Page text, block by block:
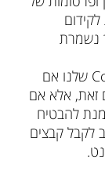
נשמרת
אתה חופשי לסרב לקבל את קובצי ה-Cookie שלנו אם
זאת, אלא אם
להבטיח
לקבל קבצים